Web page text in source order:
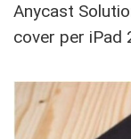
Anycast
cover per iPad